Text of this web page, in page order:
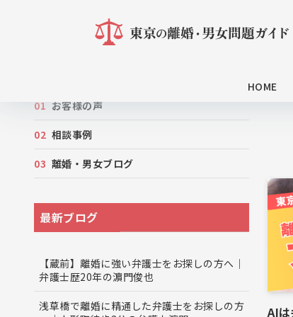
HOME
AI
お客様の声
相談事例
離婚・男女ブログ
最新ブログ
【蔵前】離婚に強い弁護士をお探しの方へ｜
弁護士歴20年の濵門俊也
浅草橋で離婚に精通した弁護士をお探しの方